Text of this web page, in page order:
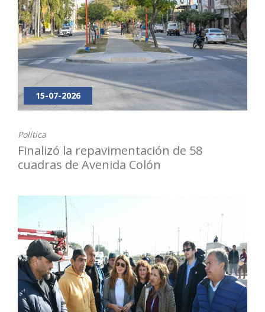
15-07-2026
Política
Finalizó la repavimentación de 58
cuadras de Avenida Colón